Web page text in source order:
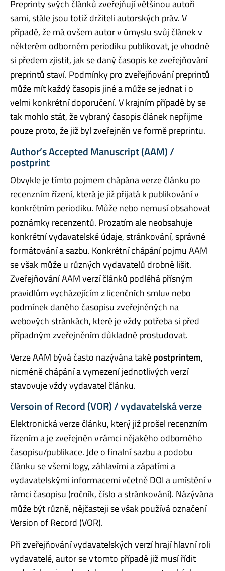
Preprinty svých článků zveřejňují většinou autoři
sami, stále jsou totiž držiteli autorských práv. V
případě, že má ovšem autor v úmyslu svůj článek v
některém odborném periodiku publikovat, je vhodné
si předem zjistit, jak se daný časopis ke zveřejňování
preprintů staví. Podmínky pro zveřejňování preprintů
může mít každý časopis jiné a může se jednat i o
velmi konkrétní doporučení. V krajním případě by se
tak mohlo stát, že vybraný časopis článek nepřijme
pouze proto, že již byl zveřejněn ve formě preprintu.
Author’s Accepted Manuscript (AAM) /
postprint
Obvykle je tímto pojmem chápána verze článku po
recenzním řízení, která je již přijatá k publikování v
konkrétním periodiku. Může nebo nemusí obsahovat
poznámky recenzentů. Prozatím ale neobsahuje
konkrétní vydavatelské údaje, stránkování, správné
formátování a sazbu. Konkrétní chápání pojmu AAM
se však může u různých vydavatelů drobně lišit.
Zveřejňování AAM verzí článků podléhá přísným
pravidlům vycházejícím z licenčních smluv nebo
podmínek daného časopisu zveřejněných na
webových stránkách, které je vždy potřeba si před
případným zveřejněním důkladně prostudovat.
Verze AAM bývá často nazývána taképostprintem,
nicméně chápání a vymezení jednotlivých verzí
stavovuje vždy vydavatel článku.
Versoin of Record (VOR) / vydavatelská verze
Elektronická verze článku, který již prošel recenzním
řízením a je zveřejněn v rámci nějakého odborného
časopisu/publikace. Jde o finalní sazbu a podobu
článku se všemi logy, záhlavími a zápatími a
vydavatelskými informacemi včetně DOI a umístění v
rámci časopisu (ročník, číslo a stránkování). Názývána
může být různě, nějčasteji se však používá označení
Version of Record (VOR).
Při zveřejňování vydavatelských verzí hrají hlavní roli
vydavatelé, autor se v tomto případě již musí řídit